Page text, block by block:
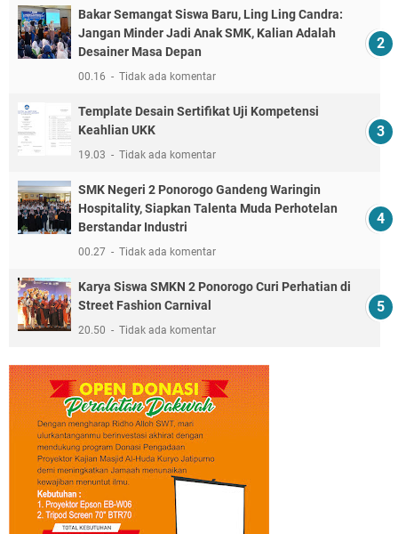
Bakar Semangat Siswa Baru, Ling Ling Candra:
Jangan Minder Jadi Anak SMK, Kalian Adalah
Desainer Masa Depan
00.16 Tidak ada komentar
Template Desain Sertifikat Uji Kompetensi
Keahlian UKK
19.03 Tidak ada komentar
SMK Negeri 2 Ponorogo Gandeng Waringin
Hospitality, Siapkan Talenta Muda Perhotelan
Berstandar Industri
00.27 Tidak ada komentar
Karya Siswa SMKN 2 Ponorogo Curi Perhatian di
Street Fashion Carnival
20.50 Tidak ada komentar